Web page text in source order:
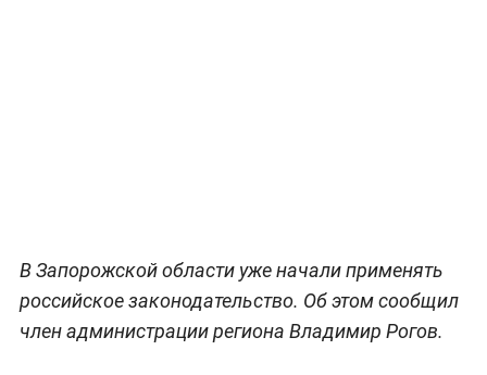
В Запорожской области уже начали применять
российское законодательство. Об этом сообщил
член администрации региона Владимир Рогов.